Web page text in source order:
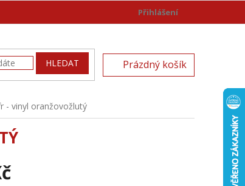
Přihlášení
HLEDAT
NÁKUPNÍ
KOŠÍK
Prázdný košík
- vinyl oranžovožlutý